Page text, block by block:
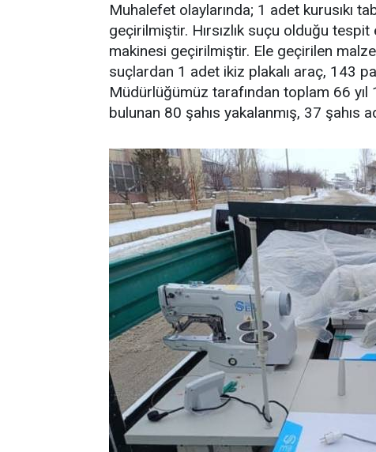
Muhalefet olaylarında; 1 adet kurusıkı
geçirilmiştir. Hırsızlık suçu olduğu
makinesi geçirilmiştir. Ele geçirilen
suçlardan 1 adet ikiz plakalı araç, 143
Müdürlüğümüz tarafından toplam 66
bulunan 80 şahıs yakalanmış, 37 şahıs